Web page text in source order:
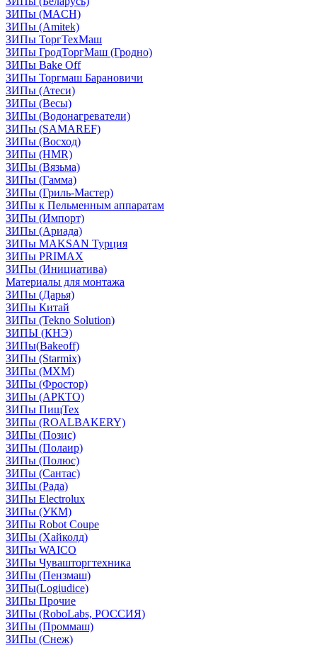
ЗИПы (MACH)
ЗИПы (Amitek)
ЗИПы ТоргТехМаш
ЗИПы ГродТоргМаш (Гродно)
ЗИПы Bake Off
ЗИПы Торгмаш Барановичи
ЗИПы (Атеси)
ЗИПы (Весы)
ЗИПы (Водонагреватели)
ЗИПы (SAMAREF)
ЗИПы (Восход)
ЗИПы (HMR)
ЗИПы (Вязьма)
ЗИПы (Гамма)
ЗИПы (Гриль-Мастер)
ЗИПы к Пельменным аппаратам
ЗИПы (Импорт)
ЗИПы (Ариада)
ЗИПы MAKSAN Турция
ЗИПы PRIMAX
ЗИПы (Инициатива)
Материалы для монтажа
ЗИПы (Дарья)
ЗИПы Китай
ЗИПы (Tekno Solution)
ЗИПЫ (КНЭ)
ЗИПы(Bakeoff)
ЗИПы (Starmix)
ЗИПы (МХМ)
ЗИПы (Фростор)
ЗИПы (АРКТО)
ЗИПы ПищТех
ЗИПы (ROALBAKERY)
ЗИПы (Позис)
ЗИПы (Полаир)
ЗИПы (Полюс)
ЗИПы (Сантас)
ЗИПы (Рада)
ЗИПы Electrolux
ЗИПы (УКМ)
ЗИПы Robot Coupe
ЗИПы (Хайколд)
ЗИПы WAICO
ЗИПы Чувашторгтехника
ЗИПы (Пензмаш)
ЗИПы(Logiudice)
ЗИПы Прочие
ЗИПы (RoboLabs, РОССИЯ)
ЗИПы (Проммаш)
ЗИПы (Снеж)